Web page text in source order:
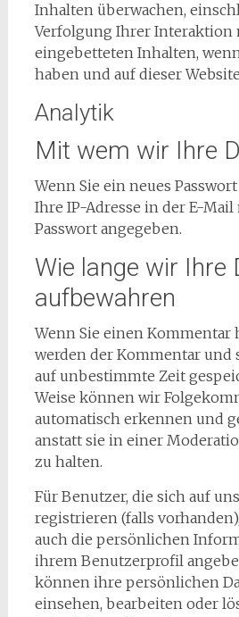
Inhalten überwachen,
Verfolgung Ihrer Interaktion
eingebetteten Inhalten,
haben und auf dieser
Analytik
Mit wem wir Ihre
Wenn Sie ein neues
Ihre IP-Adresse in der E-
Passwort angegeben.
Wie lange wir Ihre
aufbewahren
Wenn Sie einen Kommentar
werden der Kommentar und
auf unbestimmte Zeit
Weise können wir
automatisch erkennen und
anstatt sie in einer
zu halten.
Für Benutzer, die sich auf
registrieren (falls
auch die persönlichen
ihrem Benutzerprofil
können ihre persönlichen
einsehen, bearbeiten oder